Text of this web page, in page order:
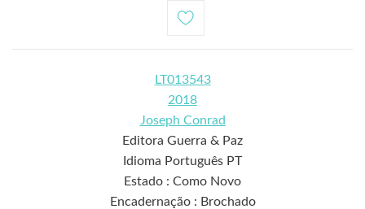
LT013543
2018
Joseph Conrad
Editora Guerra & Paz
Idioma Português PT
Estado : Como Novo
Encadernação : Brochado